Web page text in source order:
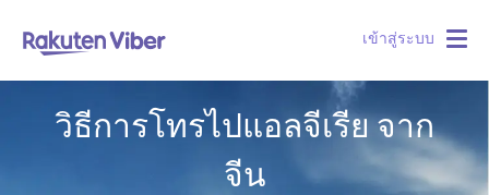
เข้าสู่ระบบ
วิธีการโทรไปแอลจีเรีย จาก
จีน